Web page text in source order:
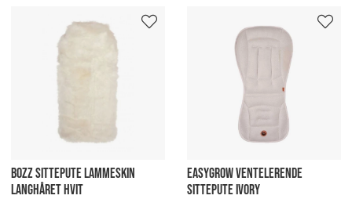
BOZZ SITTEPUTE LAMMESKIN
LANGHÅRET HVIT
EASYGROW VENTELERENDE
SITTEPUTE IVORY